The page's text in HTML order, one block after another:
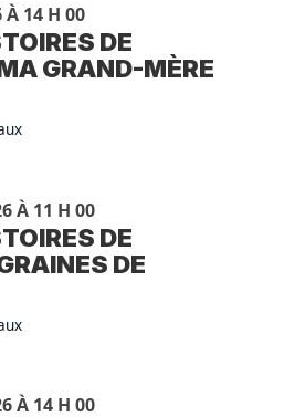
À 14 H 00
DE
GRAND-MÈRE
À 11 H 00
DE
DE
À 14 H 00